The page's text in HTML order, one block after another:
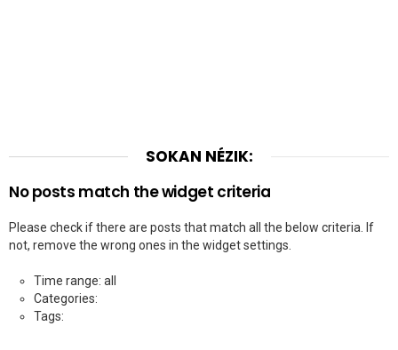
SOKAN NÉZIK:
No posts match the widget criteria
Please check if there are posts that match all the below criteria. If
not, remove the wrong ones in the widget settings.
Time range: all
Categories:
Tags: